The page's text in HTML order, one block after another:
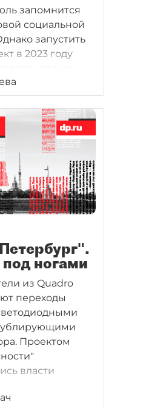
запомнится
социальной
запустить
в 2023 году
только
Марка
медиа
в топ ниш,
развития
ни в РФ.
наоборот,
году
в них
ногами
из Quadro
переходы
Проектом
власти
составил 89